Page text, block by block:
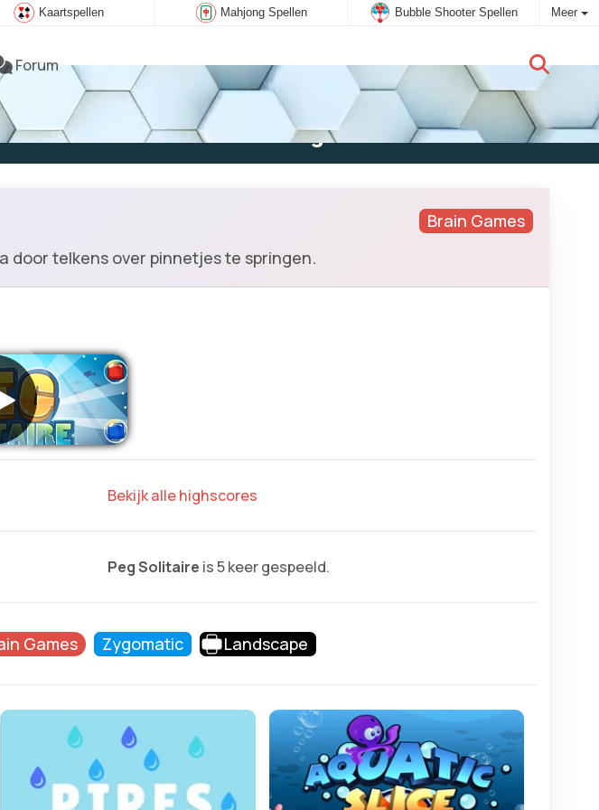
Kaartspellen Mahjong Spellen Bubble Shooter Spellen Meer
Forum
Nieuwe gebruiker:Aanmelden
Brain Games
door telkens over pinnetjes te springen.
Bekijk alle highscores
Peg Solitaire is 5 keer gespeeld.
Games Zygomatic Landscape